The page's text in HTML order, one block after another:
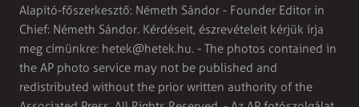
Alapító-főszerkesztő: Németh Sándor - Founder Editor in
Chief: Németh Sándor. Kérdéseit, észrevételeit kérjük írja
meg címünkre: hetek@hetek.hu. - The photos contained in
the AP photo service may not be published and
redistributed without the prior written authority of the